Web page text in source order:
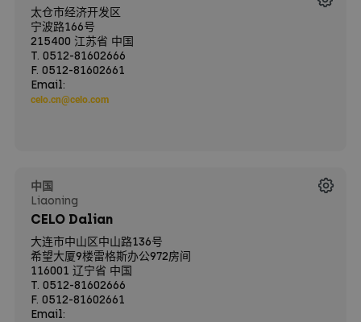
太仓市经济开发区
宁波路166号
215400 江苏省 中国
T. 0512-81602666
F. 0512-81602661
Email:
celo.cn@celo.com
中国
Liaoning
CELO Dalian
大连市中山区中山路136号
希望大厦9楼雷格斯办公972房间
116001 辽宁省 中国
T. 0512-81602666
F. 0512-81602661
Email: